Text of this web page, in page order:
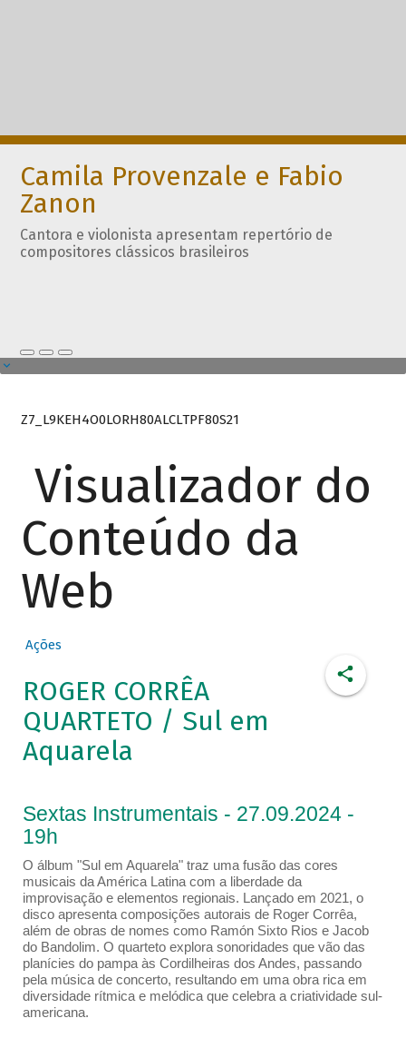
Camila Provenzale e Fabio
Zanon
Cantora e violonista apresentam repertório de
compositores clássicos brasileiros
Z7_L9KEH4O0LORH80ALCLTPF80S21
Visualizador do
Conteúdo da
Web
Ações
ROGER CORRÊA
QUARTETO / Sul em
Aquarela
Sextas Instrumentais - 27.09.2024 -
19h
O álbum "Sul em Aquarela" traz uma fusão das cores
musicais da América Latina com a liberdade da
improvisação e elementos regionais. Lançado em 2021, o
disco apresenta composições autorais de Roger Corrêa,
além de obras de nomes como Ramón Sixto Rios e Jacob
do Bandolim. O quarteto explora sonoridades que vão das
planícies do pampa às Cordilheiras dos Andes, passando
pela música de concerto, resultando em uma obra rica em
diversidade rítmica e melódica que celebra a criatividade sul-
americana.